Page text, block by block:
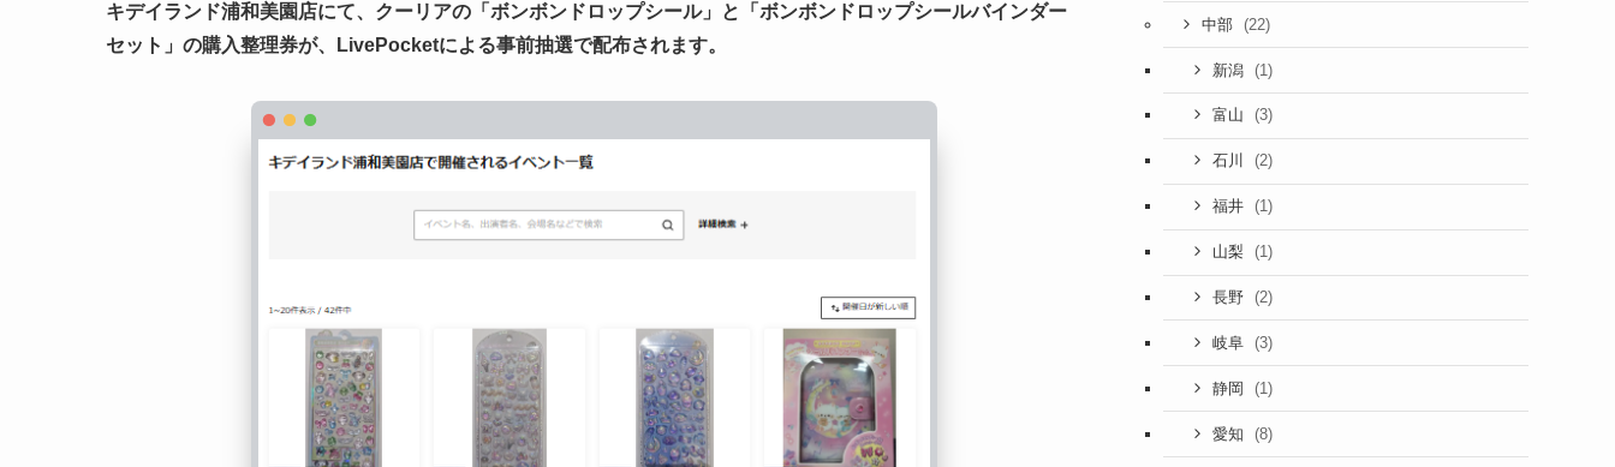
キデイランド浦和美園店にて、クーリアの「ボンボンドロップシール」と「ボンボンドロップシールバインダー
セット」の購入整理券が、LivePocketによる事前抽選で配布されます。
中部 (22)
新潟 (1)
富山 (3)
石川 (2)
福井 (1)
山梨 (1)
長野 (2)
岐阜 (3)
静岡 (1)
愛知 (8)